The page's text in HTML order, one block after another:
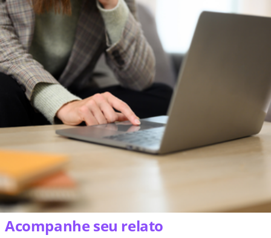
Acompanhe seu relato